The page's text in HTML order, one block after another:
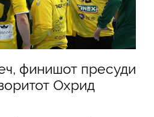
финишот пресуди
Охрид